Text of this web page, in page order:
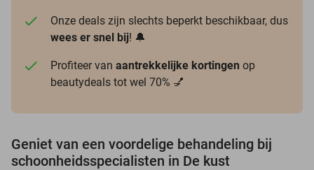
Onze deals zijn slechts beperkt beschikbaar, dus
wees er snel bij! 🔔
Profiteer van aantrekkelijke kortingen op
beautydeals tot wel 70% 💅
Geniet van een voordelige behandeling bij
schoonheidsspecialisten in De kust